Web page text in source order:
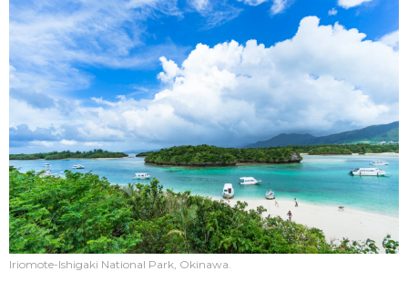
Iriomote-Ishigaki National Park, Okinawa.